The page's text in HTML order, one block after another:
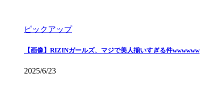
ピックアップ
【画像】RIZINガールズ、マジで美人揃いすぎる件wwwwww
2025/6/23